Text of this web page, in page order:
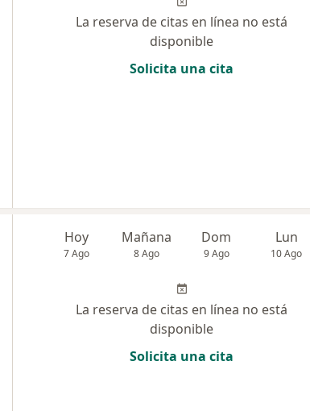
La reserva de citas en línea no está
disponible
Solicita una cita
Hoy
7 Ago
Mañana
8 Ago
Dom
9 Ago
Lun
10 Ago
La reserva de citas en línea no está
disponible
Solicita una cita